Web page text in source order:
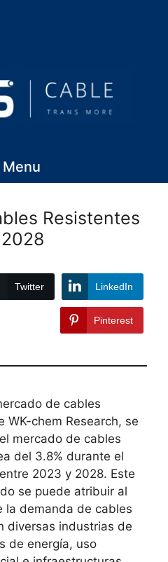
Menu
Resistentes
Twitter LinkedIn
Pinterest
de cables
WK-chem Research, se
mercado de cables
del 3.8% durante el
2023 y 2028. Este
se puede atribuir al
la demanda de cables
diversas industrias de
de energía, uso